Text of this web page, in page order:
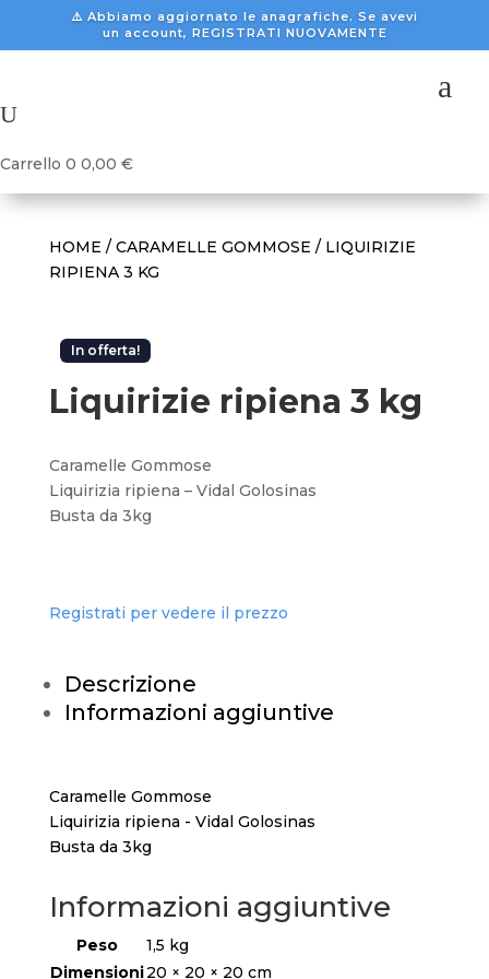
⚠️ Abbiamo aggiornato le anagrafiche. Se avevi
un account, REGISTRATI NUOVAMENTE
a
U
Carrello 0 0,00 €
HOME / CARAMELLE GOMMOSE / LIQUIRIZIE
RIPIENA 3 KG
In offerta!
Liquirizie ripiena 3 kg
Caramelle Gommose
Liquirizia ripiena – Vidal Golosinas
Busta da 3kg
Registrati per vedere il prezzo
Descrizione
Informazioni aggiuntive
Caramelle Gommose
Liquirizia ripiena - Vidal Golosinas
Busta da 3kg
Informazioni aggiuntive
Peso
1,5 kg
Dimensioni20 × 20 × 20 cm